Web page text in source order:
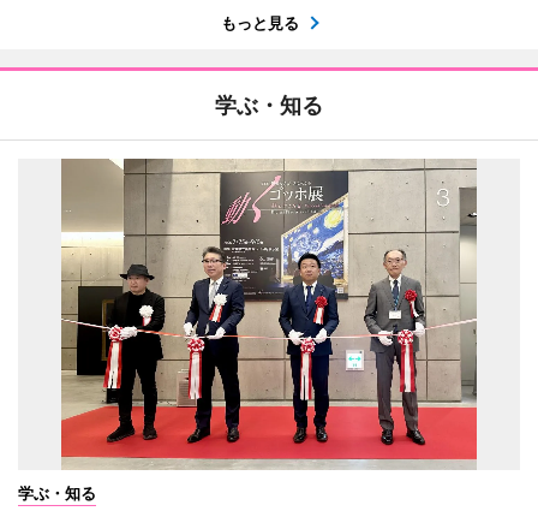
もっと見る
学ぶ・知る
学ぶ・知る